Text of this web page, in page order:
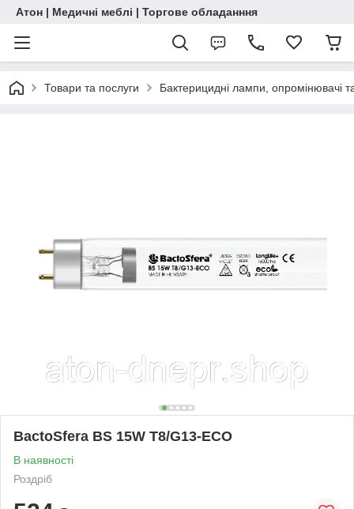
Атон | Медичні меблі | Торгове обладанння
Товари та послуги Бактерицидні лампи, опромінювачі
BactoSfera BS 15W T8/G13-ECO
В наявності
Роздріб